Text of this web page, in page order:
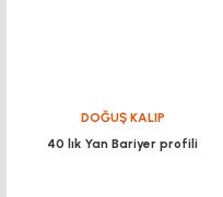
DOĞUŞ KALIP
40 lık Yan Bariyer profili